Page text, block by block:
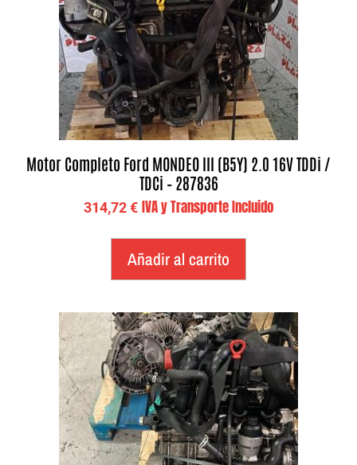
Motor Completo Ford MONDEO III (B5Y) 2.0 16V TDDi /
TDCi – 287836
314,72€ IVA y Transporte Incluido
Añadir al carrito